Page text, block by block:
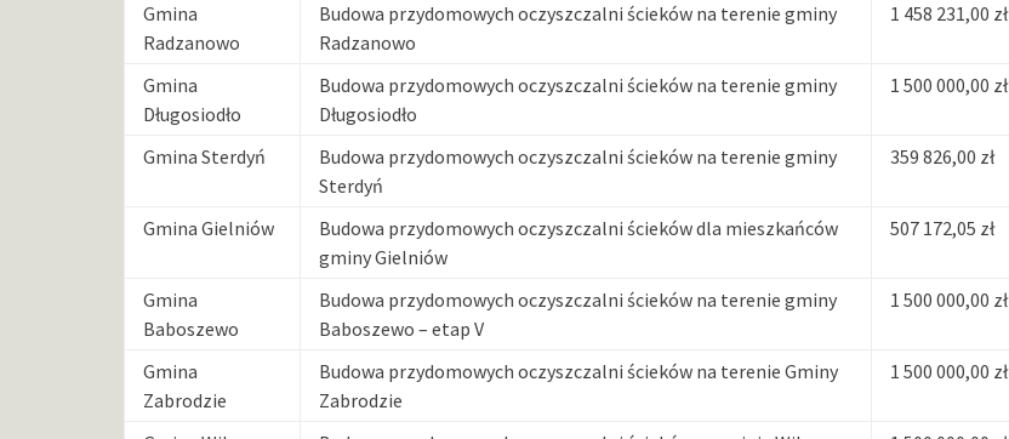
Gmina
Radzanowo
Budowa przydomowych oczyszczalni ścieków na terenie gminy
Radzanowo
1 458 231,00 zł
Gmina
Długosiodło
Budowa przydomowych oczyszczalni ścieków na terenie gminy
Długosiodło
1 500 000,00 zł
Gmina Sterdyń
Budowa przydomowych oczyszczalni ścieków na terenie gminy
Sterdyń
359 826,00 zł
Gmina Gielniów
Budowa przydomowych oczyszczalni ścieków dla mieszkańców
gminy Gielniów
507 172,05 zł
Gmina
Baboszewo
Budowa przydomowych oczyszczalni ścieków na terenie gminy
Baboszewo – etap V
1 500 000,00 zł
Gmina
Zabrodzie
Budowa przydomowych oczyszczalni ścieków na terenie Gminy
Zabrodzie
1 500 000,00 zł